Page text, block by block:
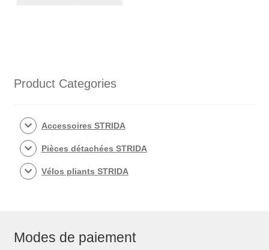
(cuir
Product Categories
Accessoires STRIDA
Pièces détachées STRIDA
Vélos pliants STRIDA
Modes de paiement